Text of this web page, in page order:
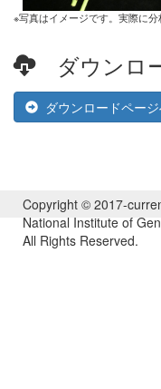
※写真はイメージです。実際に分
ダウンロ
ダウンロードペー
Copyright © 2017-
National Institute of
All Rights Reserved.